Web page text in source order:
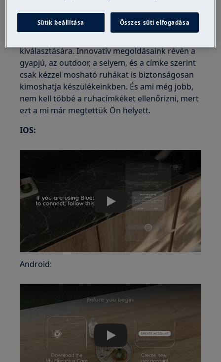
holmijairól. Csatlakoztassa készülékét az
alkalmazáshoz, mely minden alkalommal
kiválasztására. Innovatív megoldásaink révén a
gyapjú, az outdoor, a selyem, és a címke szerint
csak kézzel mosható ruhákat is biztonságosan
kimoshatja készülékeinkben. És ami még jobb,
nem kell többé a ruhacímkéket ellenőrizni, mert
ezt a mi már megtettük Ön helyett.
IOS:
Play
Android:
Play
Sütik beállítása Összes süti elfogadása